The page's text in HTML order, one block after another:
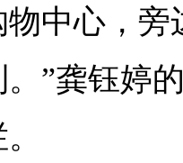
中心，
”龚钰婷